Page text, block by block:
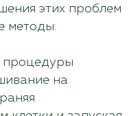
этих проблем
методы:
процедуры
на